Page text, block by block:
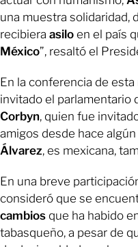
una muestra solidaridad,
recibiera asilo en el país
México”, resaltó el
En la conferencia de
invitado el parlamentario
Corbyn, quien fue
amigos desde hace
Álvarez, es mexicana,
En una breve
consideró que se
cambios que ha habido
tabasqueño, a pesar de